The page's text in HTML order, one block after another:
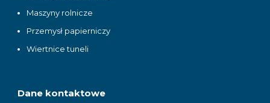
Maszyny rolnicze
Przemysł papierniczy
Wiertnice tuneli
Dane kontaktowe